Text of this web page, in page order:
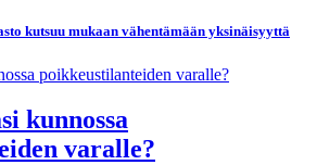
kutsuu mukaan vähentämään yksinäisyyttä
kunnossa
varalle?